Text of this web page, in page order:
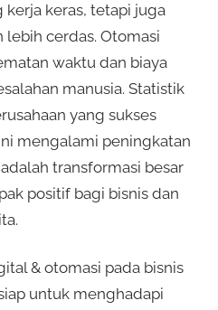
keras, tetapi juga
cerdas. Otomasi
waktu dan biaya
manusia. Statistik
yang sukses
mengalami peningkatan
transformasi besar
positif bagi bisnis dan
& otomasi pada bisnis
untuk menghadapi